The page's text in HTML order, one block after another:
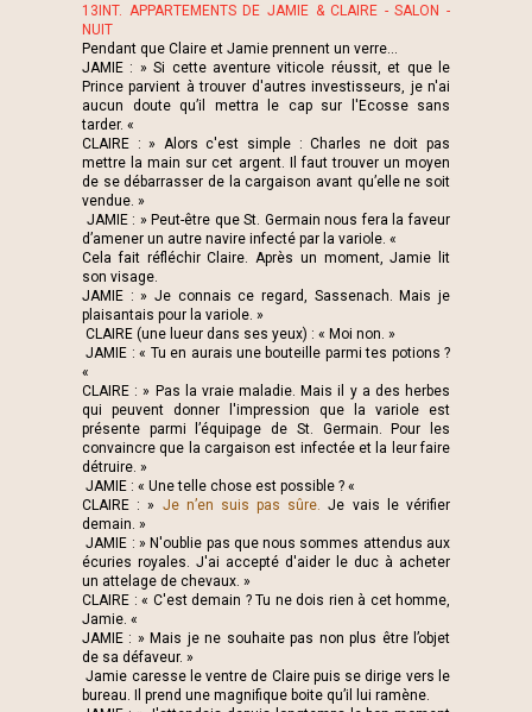
13INT. APPARTEMENTS DE JAMIE & CLAIRE - SALON -
NUIT
Pendant que Claire et Jamie prennent un verre...
JAMIE : » Si cette aventure viticole réussit, et que le
Prince parvient à trouver d'autres investisseurs, je n'ai
aucun doute qu’il mettra le cap sur l'Ecosse sans
tarder. «
CLAIRE : » Alors c'est simple : Charles ne doit pas
mettre la main sur cet argent. Il faut trouver un moyen
de se débarrasser de la cargaison avant qu’elle ne soit
vendue. »
JAMIE : » Peut-être que St. Germain nous fera la faveur
d’amener un autre navire infecté par la variole. «
Cela fait réfléchir Claire. Après un moment, Jamie lit
son visage.
JAMIE : » Je connais ce regard, Sassenach. Mais je
plaisantais pour la variole. »
CLAIRE (une lueur dans ses yeux) : « Moi non. »
JAMIE : « Tu en aurais une bouteille parmi tes potions ?
«
CLAIRE : » Pas la vraie maladie. Mais il y a des herbes
qui peuvent donner l'impression que la variole est
présente parmi l’équipage de St. Germain. Pour les
convaincre que la cargaison est infectée et la leur faire
détruire. »
JAMIE : « Une telle chose est possible ? «
CLAIRE : » Je n’en suis pas sûre. Je vais le vérifier
demain. »
JAMIE : » N'oublie pas que nous sommes attendus aux
écuries royales. J'ai accepté d'aider le duc à acheter
un attelage de chevaux. »
CLAIRE : « C'est demain ? Tu ne dois rien à cet homme,
Jamie. «
JAMIE : » Mais je ne souhaite pas non plus être l’objet
de sa défaveur. »
Jamie caresse le ventre de Claire puis se dirige vers le
bureau. Il prend une magnifique boite qu’il lui ramène.